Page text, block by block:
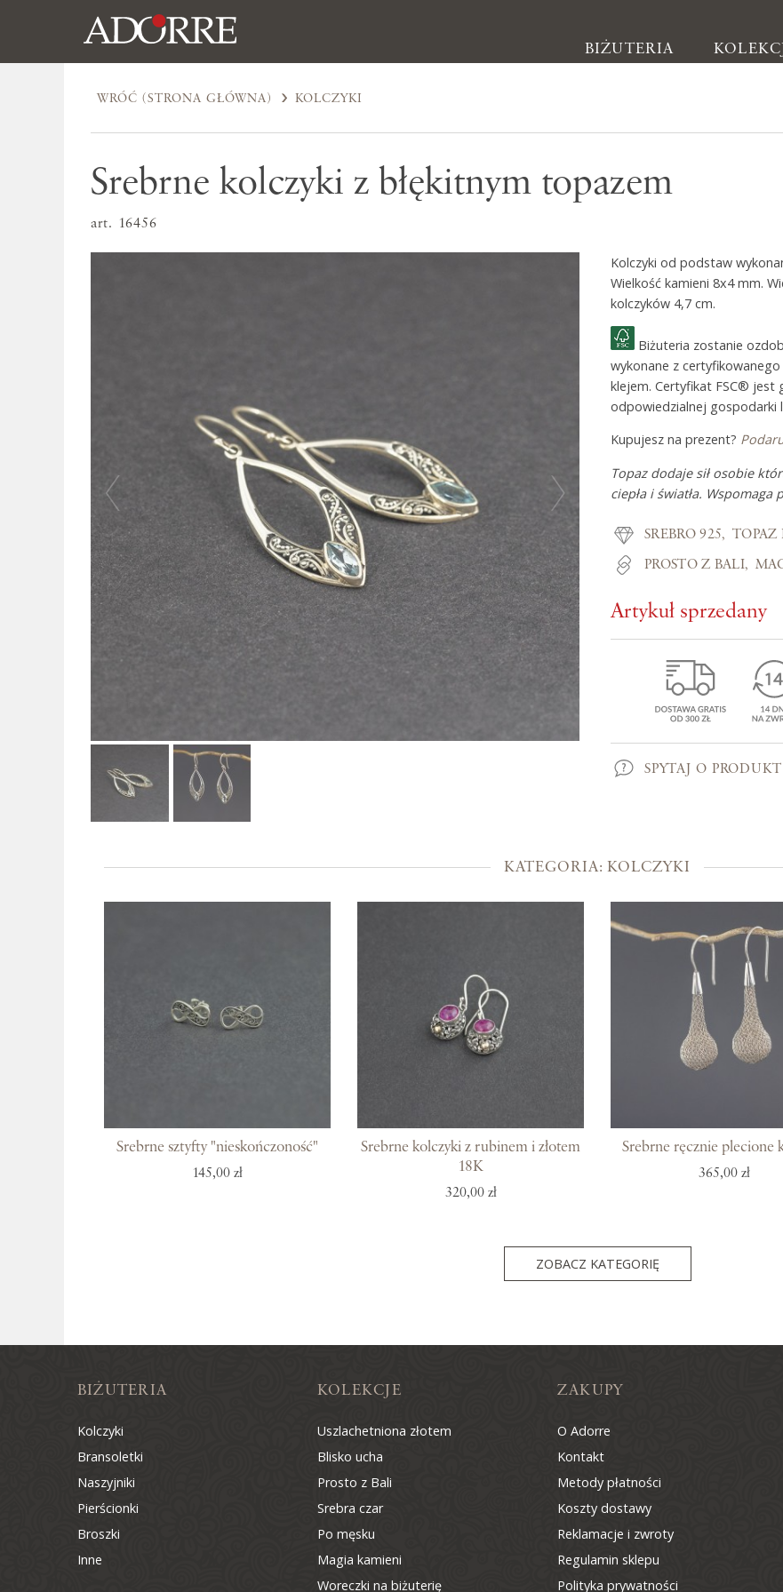
BIŻUTERIA
Biżuteria
Kolczyki
Pierścionki
Broszki
Inne
Z miłości
Prosto z Bali
Srebra czar
Magia kamieni
Po męsku
Woreczki na biżuterię
WRÓĆ (STRONA GŁÓWNA) KOLCZYKI
Srebrne kolczyki z błękitnym topazem
art. 16456
Kolczyki od podstaw
Wielkość kamieni 8x4 mm.
kolczyków 4,7 cm.
Biżuteria zostanie
wykonane z
klejem. Certyfikat FSC® jest
odpowiedzialnej gospodarki
Kupujesz na prezent?
Topaz dodaje sił osobie
ciepła i światła.
SREBRO 925 TOPAZ
PROSTO Z BALI
Artykuł sprzedany
SPYTAJ O PRODUKT
KATEGORIA: KOLCZYKI
Srebrne sztyfty "nieskończoność"
145,00 zł
Srebrne kolczyki z rubinem i złotem
18K
320,00 zł
Srebrne ręcznie plecione
365,00 zł
ZOBACZ KATEGORIĘ
BIŻUTERIA
Kolczyki
Bransoletki
Naszyjniki
Pierścionki
Broszki
Inne
KOLEKCJE
Uszlachetniona złotem
Blisko ucha
Prosto z Bali
Srebra czar
Po męsku
Magia kamieni
Woreczki na biżuterię
ZAKUPY
O Adorre
Kontakt
Metody płatności
Koszty dostawy
Reklamacje i zwroty
Regulamin sklepu
Polityka prywatności